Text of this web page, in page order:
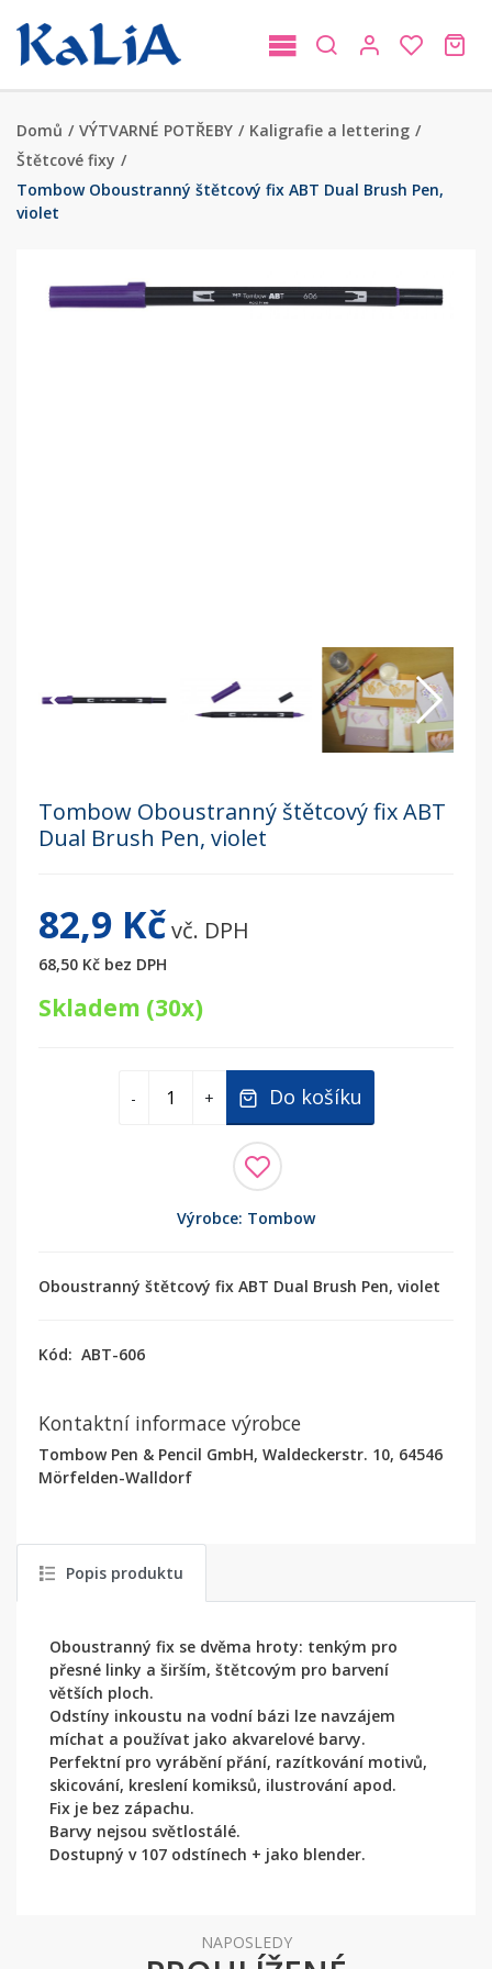
Domů / VÝTVARNÉ POTŘEBY / Kaligrafie a lettering /
Štětcové fixy /
Tombow Oboustranný štětcový fix ABT Dual Brush Pen,
violet
Tombow Oboustranný štětcový fix ABT
Dual Brush Pen, violet
82,9 Kčvč. DPH
68,50 Kč bez DPH
Skladem (30x)
- + Do košíku
Výrobce: Tombow
Oboustranný štětcový fix ABT Dual Brush Pen, violet
Kód: ABT-606
Kontaktní informace výrobce
Tombow Pen & Pencil GmbH, Waldeckerstr. 10, 64546
Mörfelden-Walldorf
Popis produktu
Oboustranný fix se dvěma hroty: tenkým pro
přesné linky a širším, štětcovým pro barvení
větších ploch.
Odstíny inkoustu na vodní bázi lze navzájem
míchat a používat jako akvarelové barvy.
Perfektní pro vyrábění přání, razítkování motivů,
skicování, kreslení komiksů, ilustrování apod.
Fix je bez zápachu.
Barvy nejsou světlostálé.
Dostupný v 107 odstínech + jako blender.
NAPOSLEDY